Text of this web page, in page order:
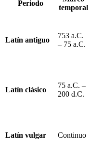
Periodo
temporal
Latín antiguo
753 a.C.
– 75 a.C.
Latín clásico
75 a.C. –
200 d.C.
Latín vulgar Continuo